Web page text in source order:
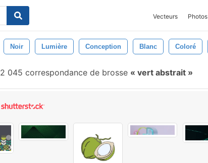
Vecteurs Photos
Noir Lumière Conception Blanc Coloré
2 045 correspondance de brosse vert abstrait